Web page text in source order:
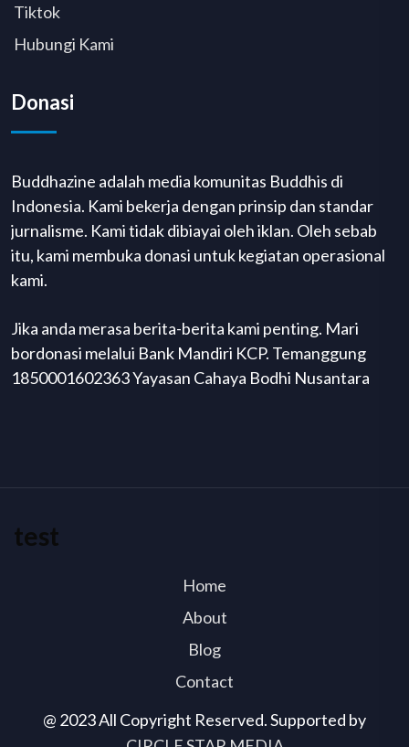
Tiktok
Hubungi Kami
Donasi
Buddhazine adalah media komunitas Buddhis di
Indonesia. Kami bekerja dengan prinsip dan standar
jurnalisme. Kami tidak dibiayai oleh iklan. Oleh sebab
itu, kami membuka donasi untuk kegiatan operasional
kami.
Jika anda merasa berita-berita kami penting. Mari
bordonasi melalui Bank Mandiri KCP. Temanggung
1850001602363 Yayasan Cahaya Bodhi Nusantara
@ 2023 All Copyright Reserved. Supported by
test
Home
About
Blog
Contact